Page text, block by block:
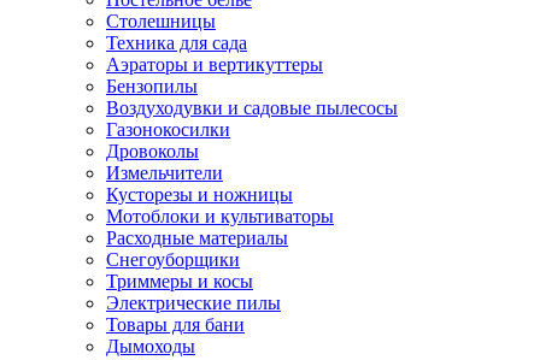
Столешницы
Техника для сада
Аэраторы и вертикуттеры
Бензопилы
Воздуходувки и садовые пылесосы
Газонокосилки
Дровоколы
Измельчители
Кусторезы и ножницы
Мотоблоки и культиваторы
Расходные материалы
Снегоуборщики
Триммеры и косы
Электрические пилы
Товары для бани
Дымоходы